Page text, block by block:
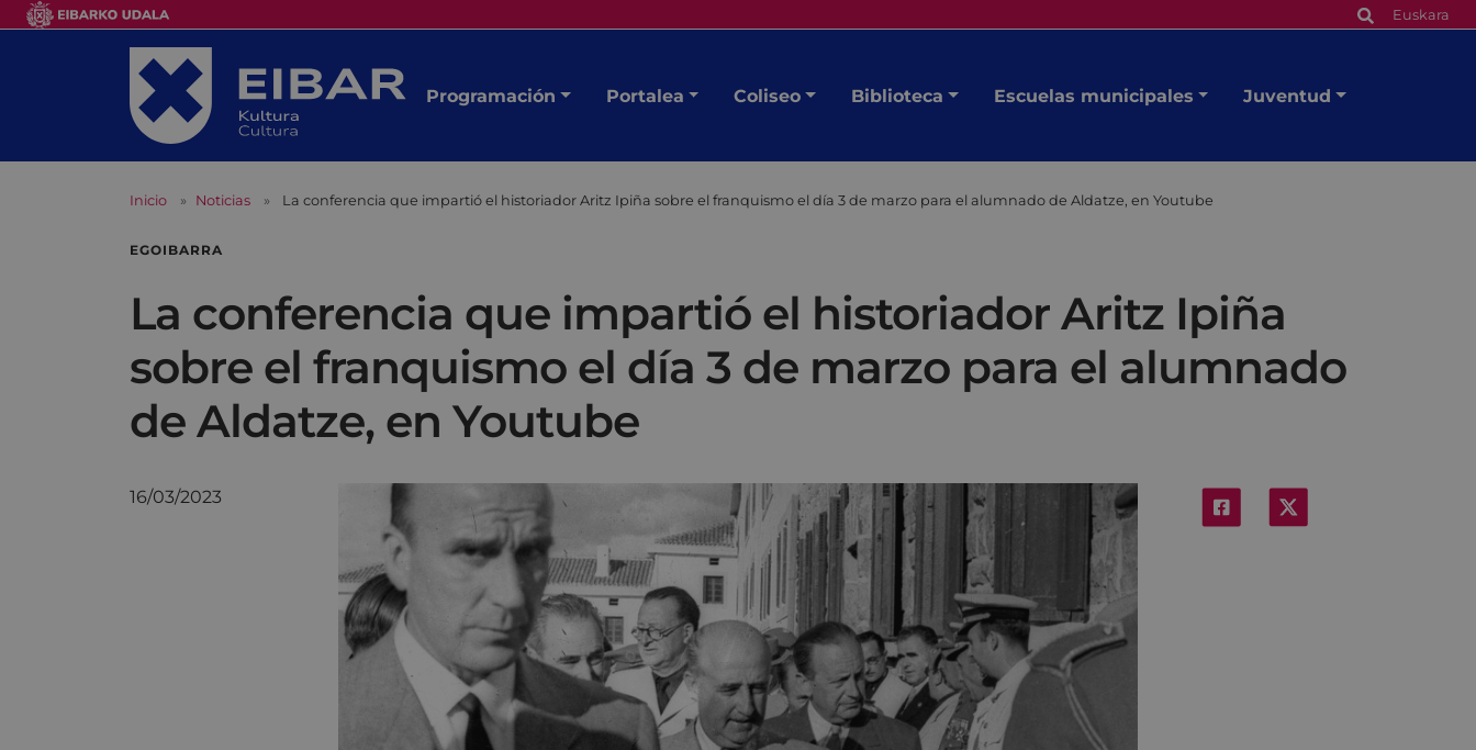
Euskara
Programación Portalea Coliseo Biblioteca Escuelas municipales Juventud
Inicio Noticias La conferencia que impartió el historiador Aritz Ipiña sobre el franquismo el día 3 de marzo para el alumnado de Aldatze, en Youtube
EGOIBARRA
La conferencia que impartió el historiador Aritz Ipiña
sobre el franquismo el día 3 de marzo para el alumnado
de Aldatze, en Youtube
16/03/2023